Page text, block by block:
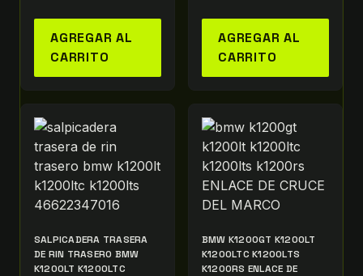
AGREGAR AL
CARRITO
AGREGAR AL
CARRITO
SALPICADERA TRASERA
DE RIN TRASERO BMW
K1200LT K1200LTC
BMW K1200GT K1200LT
K1200LTC K1200LTS
K1200RS ENLACE DE